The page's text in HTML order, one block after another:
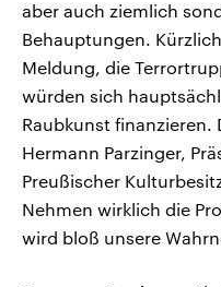
aber auch ziemlich
Behauptungen.
Meldung, die
würden sich
Raubkunst finanzieren.
Hermann Parzinger,
Preußischer
Nehmen wirklich die
wird bloß unsere